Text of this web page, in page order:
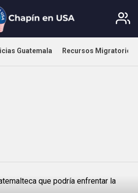
Guatemala Recursos Migratorios